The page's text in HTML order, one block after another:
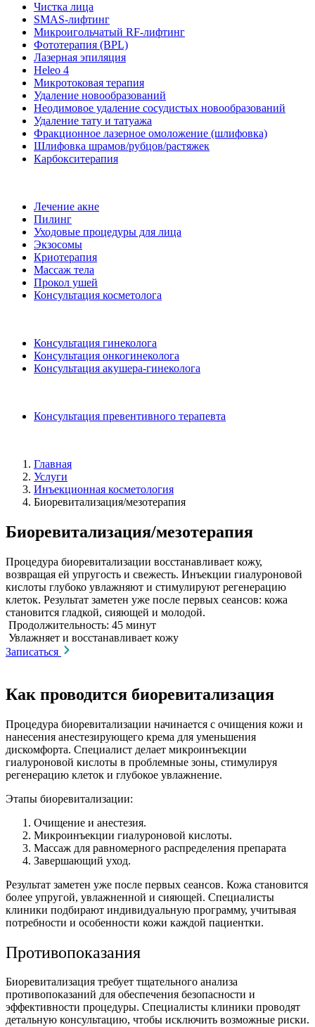
Чистка лица
SMAS-лифтинг
Микроигольчатый RF-лифтинг
Фототерапия (BPL)
Лазерная эпиляция
Heleo 4
Микротоковая терапия
Удаление новообразований
Неодимовое удаление сосудистых новообразований
Удаление тату и татуажа
Фракционное лазерное омоложение (шлифовка)
Шлифовка шрамов/рубцов/растяжек
Карбокситерапия
Лечение акне
Пилинг
Уходовые процедуры для лица
Экзосомы
Криотерапия
Массаж тела
Прокол ушей
Консультация косметолога
Консультация гинеколога
Консультация онкогинеколога
Консультация акушера-гинеколога
Консультация превентивного терапевта
Главная
Услуги
Инъекционная косметология
Биоревитализация/мезотерапия
Биоревитализация/мезотерапия
Процедура биоревитализации восстанавливает кожу,
возвращая ей упругость и свежесть. Инъекции гиалуроновой
кислоты глубоко увлажняют и стимулируют регенерацию
клеток. Результат заметен уже после первых сеансов: кожа
становится гладкой, сияющей и молодой.
Продолжительность: 45 минут
Увлажняет и восстанавливает кожу
Записаться
Как проводится биоревитализация
Процедура биоревитализации начинается с очищения кожи и
нанесения анестезирующего крема для уменьшения
дискомфорта. Специалист делает микроинъекции
гиалуроновой кислоты в проблемные зоны, стимулируя
регенерацию клеток и глубокое увлажнение.
Этапы биоревитализации:
Очищение и анестезия.
Микроинъекции гиалуроновой кислоты.
Массаж для равномерного распределения препарата
Завершающий уход.
Результат заметен уже после первых сеансов. Кожа становится
более упругой, увлажненной и сияющей. Специалисты
клиники подбирают индивидуальную программу, учитывая
потребности и особенности кожи каждой пациентки.
Противопоказания
Биоревитализация требует тщательного анализа
противопоказаний для обеспечения безопасности и
эффективности процедуры. Специалисты клиники проводят
детальную консультацию, чтобы исключить возможные риски.